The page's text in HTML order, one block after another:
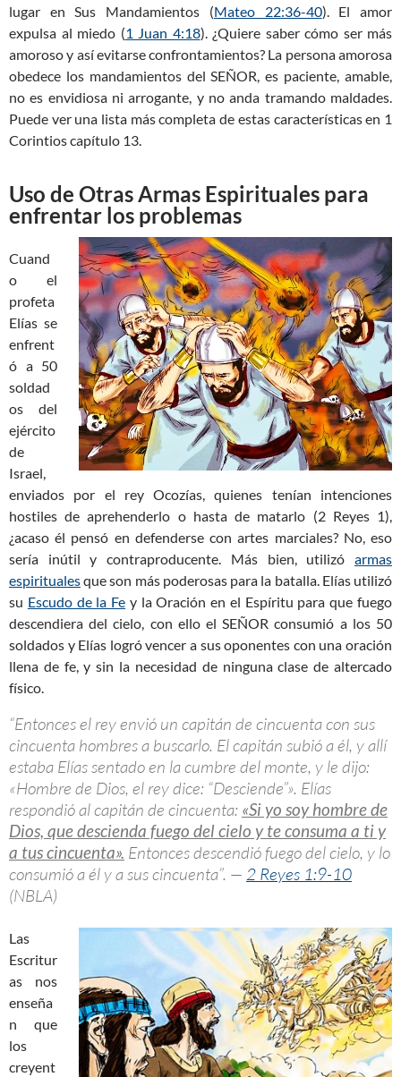
lugar en Sus Mandamientos (Mateo 22:36-40). El amor
expulsa al miedo (1 Juan 4:18). ¿Quiere saber cómo ser más
amoroso y así evitarse confrontamientos? La persona amorosa
obedece los mandamientos del SEÑOR, es paciente, amable,
no es envidiosa ni arrogante, y no anda tramando maldades.
Puede ver una lista más completa de estas características en 1
Corintios capítulo 13.
Uso de Otras Armas Espirituales para
enfrentar los problemas
Cuand
o el
profeta
Elías se
enfrent
ó a 50
soldad
os del
ejército
de
Israel,
enviados por el rey Ocozías, quienes tenían intenciones
hostiles de aprehenderlo o hasta de matarlo (2 Reyes 1),
¿acaso él pensó en defenderse con artes marciales? No, eso
sería inútil y contraproducente. Más bien, utilizó armas
espiritualesque son más poderosas para la batalla. Elías utilizó
su Escudo de la Fe y la Oración en el Espíritu para que fuego
descendiera del cielo, con ello el SEÑOR consumió a los 50
soldados y Elías logró vencer a sus oponentes con una oración
llena de fe, y sin la necesidad de ninguna clase de altercado
físico.
“Entonces el rey envió un capitán de cincuenta con sus
cincuenta hombres a buscarlo. El capitán subió a él, y allí
estaba Elías sentado en la cumbre del monte, y le dijo:
«Hombre de Dios, el rey dice: “Desciende”». Elías
respondió al capitán de cincuenta: «Si yo soy hombre de
Dios, que descienda fuego del cielo y te consuma a ti y
a tus cincuenta». Entonces descendió fuego del cielo, y lo
consumió a él y a sus cincuenta”. — 2 Reyes 1:9-10
(NBLA)
Las
Escritur
as nos
enseña
n que
los
creyent